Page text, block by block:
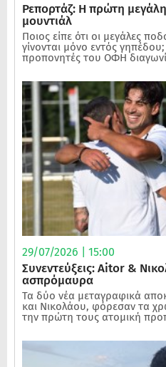
Ρεπορτάζ: Η πρώτη
μουντιάλ
Ποιος είπε ότι οι μεγάλες
γίνονται μόνο εντός
προπονητές του ΟΦΗ
29/07/2026 | 15:00
Συνεντεύξεις: Aitor &
ασπρόμαυρα
Τα δύο νέα μεταγραφικά
και Νικολάου, φόρεσαν τα
την πρώτη τους ατομική